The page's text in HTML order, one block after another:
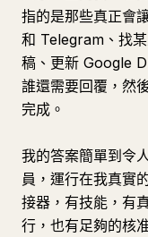
指的是那些真正會
和 Telegram、找
稿、更新 Google
誰還需要回覆，然
完成。
我的答案簡單到令
員，運行在我真實
接器，有技能，有
行，也有足夠的核